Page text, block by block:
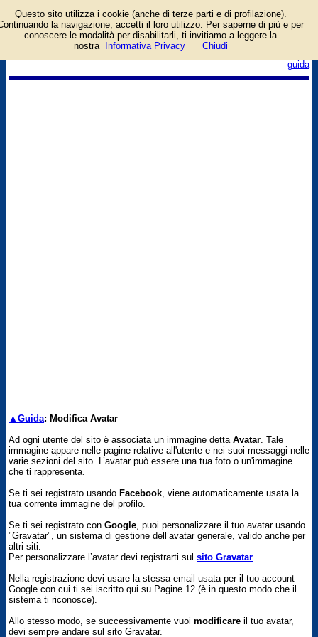
guida
▲Guida: Modifica Avatar
Ad ogni utente del sito è associata un immagine detta Avatar. Tale
immagine appare nelle pagine relative all'utente e nei suoi messaggi nelle
varie sezioni del sito. L’avatar può essere una tua foto o un'immagine
che ti rappresenta.
Se ti sei registrato usando Facebook, viene automaticamente usata la
tua corrente immagine del profilo.
Se ti sei registrato con Google, puoi personalizzare il tuo avatar usando
"Gravatar", un sistema di gestione dell’avatar generale, valido anche per
altri siti.
Per personalizzare l’avatar devi registrarti sul sito Gravatar.
Nella registrazione devi usare la stessa email usata per il tuo account
Google con cui ti sei iscritto qui su Pagine 12 (è in questo modo che il
sistema ti riconosce).
Allo stesso modo, se successivamente vuoi modificare il tuo avatar,
devi sempre andare sul sito Gravatar.
Questo sito utilizza i cookie (anche di terze parti e di profilazione).
la navigazione, accetti il loro utilizzo. Per saperne di più e per
conoscere le modalità per disabilitarli, ti invitiamo a leggere la
nostra
Informativa Privacy Chiudi